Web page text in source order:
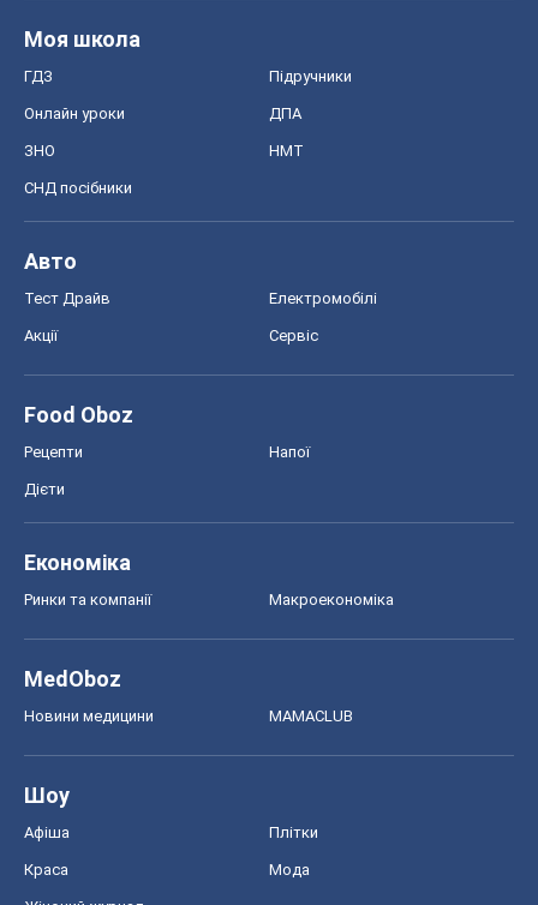
Моя школа
ГДЗ Підручники
Онлайн уроки ДПА
ЗНО НМТ
СНД посібники
Авто
Тест Драйв Електромобілі
Акції Сервіс
Food Oboz
Рецепти Напої
Дієти
Економіка
Ринки та компанії Макроекономіка
MedOboz
Новини медицини MAMACLUB
Шоу
Афіша Плітки
Краса Мода